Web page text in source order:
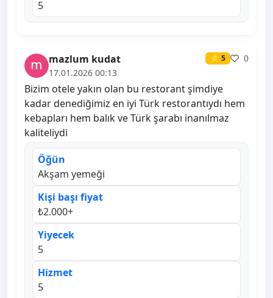
5
mazlum kudat ⭐ 5
0
17.01.2026 00:13
Bizim otele yakın olan bu restorant şimdiye
kadar denediğimiz en iyi Türk restorantıydı hem
kebapları hem balık ve Türk şarabı inanılmaz
kaliteliydi
Öğün
Akşam yemeği
Kişi başı fiyat
₺2.000+
Yiyecek
5
Hizmet
5